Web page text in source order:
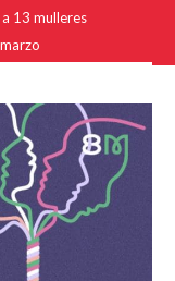
13 mulleres